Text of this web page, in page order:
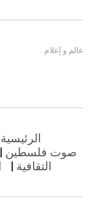
عالم و إعلام…
الرئيسية
صوت فلسطين
التقافية